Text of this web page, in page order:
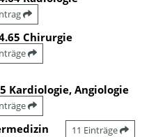
Chirurgie
Kardiologie, Angiologie
11 Einträge